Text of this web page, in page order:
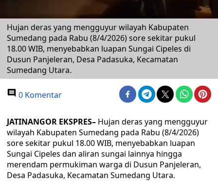
Hujan deras yang mengguyur wilayah Kabupaten
Sumedang pada Rabu (8/4/2026) sore sekitar pukul
18.00 WIB, menyebabkan luapan Sungai Cipeles di
Dusun Panjeleran, Desa Padasuka, Kecamatan
Sumedang Utara.
0 Komentar
JATINANGOR EKSPRES– Hujan deras yang mengguyur
wilayah Kabupaten Sumedang pada Rabu (8/4/2026)
sore sekitar pukul 18.00 WIB, menyebabkan luapan
Sungai Cipeles dan aliran sungai lainnya hingga
merendam permukiman warga di Dusun Panjeleran,
Desa Padasuka, Kecamatan Sumedang Utara.